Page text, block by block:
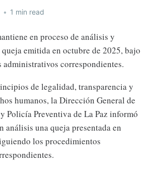
• 1 min read
en proceso de análisis y
emitida en octubre de 2025, bajo
correspondientes.
de legalidad, transparencia y
humanos, la Dirección General de
Policía Preventiva de La Paz informó
análisis una queja presentada en
los procedimientos